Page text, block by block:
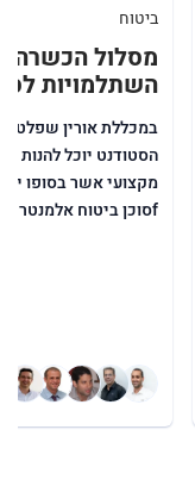
ביטוח
מסלול הכשרה
השתלמויות
במכללת אורין שפלטר,
הסטודנט יוכל להנות
מקצועי אשר בסופו
fסוכן ביטוח אלמנטרי